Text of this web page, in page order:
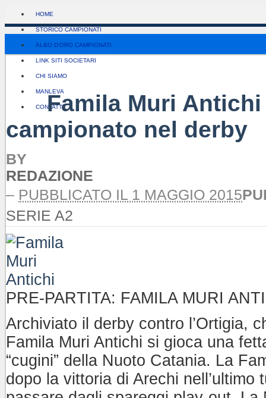
HOME
STORICO CAMPIONATI
ALBO D’ORO CAMPIONATI
LINK SITI SOCIETARI
CHI SIAMO
MANLEVA
CONTATTI
Famila Muri
campionato nel derby
BY
REDAZIONE
– PUBBLICATO IL 1 MAGGIO 2015
SERIE A2
PRE-PARTITA: FAMILA MURI
Archiviato il derby contro l’Ortigia,
Famila Muri Antichi si gioca una
“cugini” della Nuoto Catania. La
dopo la vittoria di Arechi